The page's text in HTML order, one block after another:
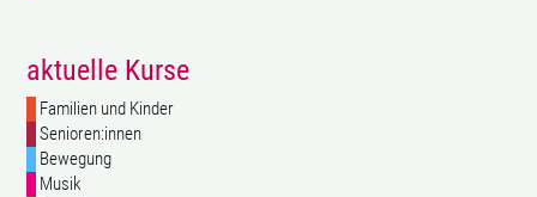
aktuelle Kurse
Familien und Kinder
Senioren:innen
Bewegung
Musik